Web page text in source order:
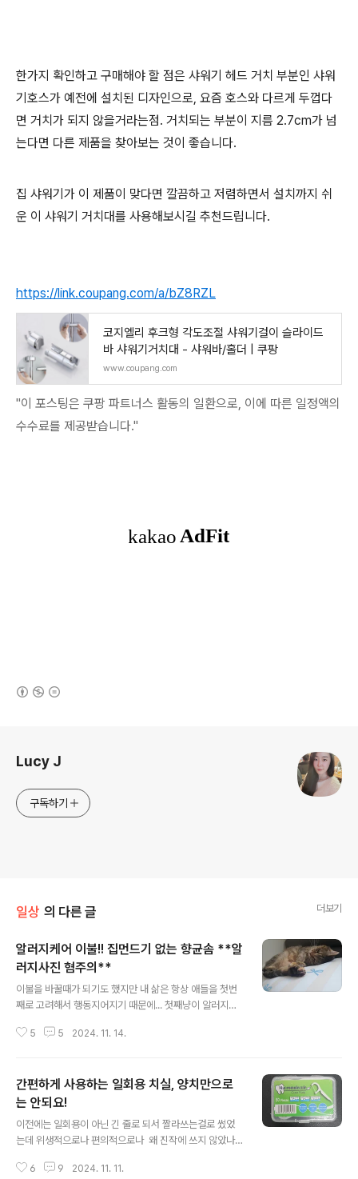
한가지 확인하고 구매해야 할 점은 샤워기 헤드 거치 부분인 샤워
기호스가 예전에 설치된 디자인으로, 요즘 호스와 다르게 두껍다
면 거치가 되지 않을거라는점. 거치되는 부분이 지름 2.7cm가 넘
는다면 다른 제품을 찾아보는 것이 좋습니다.
집 샤워기가 이 제품이 맞다면 깔끔하고 저렴하면서 설치까지 쉬
운 이 샤워기 거치대를 사용해보시길 추천드립니다.
https://link.coupang.com/a/bZ8RZL
코지엘리 후크형 각도조절 샤워기걸이 슬라이드
바 샤워기거치대 - 샤워바/홀더 | 쿠팡
www.coupang.com
"이 포스팅은 쿠팡 파트너스 활동의 일환으로, 이에 따른 일정액의
수수료를 제공받습니다."
Lucy J
구독하기
일상 의 다른 글 더보기
알러지케어 이불!! 집먼드기 없는 향균솜 **알
러지사진 혐주의**
이불을 바꿀때가 되기도 했지만 내 삶은 항상 애들을 첫번
째로 고려해서 행동지어지기 때문에... 첫째냥이 알러지가
기 때문일 수도 있다고 하셨다. 매트리스를 바꾸기는 현실
러개가 되기도 하는데 애기는 먼저 닭고기 제품만 먹으면
피날때까지 그루밍하고 난리가 난다. 그래서 닭을 일절 끊
어서 괜찮아졌느냐!! 그건 또 아니올시다라서... 여러개를
다 알아낼 수는 없을것 같아서 관리만 해주고 있는중... ㅠ
신 분들 보지 말아주세요////// ..
5 5 2024. 11. 14.
간편하게 사용하는 일회용 치실, 양치만으로
는 안되요!
이전에는 일회용이 아닌 긴 줄로 되서 짤라쓰는걸로 썼었
는데 위생적으로나 편의적으로나 왜 진작에 쓰지 않았나
숙해졌지만 장치 사이에 음식물이 끼는건 여전히 불편하다
6 9 2024. 11. 11.